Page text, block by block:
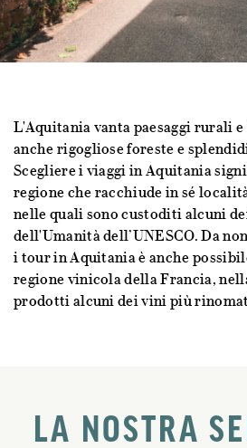
L'Aquitania vanta paesaggi rurali
anche rigogliose foreste e
Scegliere i viaggi in Aquitania
regione che racchiude in sé
nelle quali sono custoditi alcuni
dell'Umanità dell’UNESCO. Da
i tour in Aquitania è anche
regione vinicola della Francia,
prodotti alcuni dei vini più
LA NOSTRA